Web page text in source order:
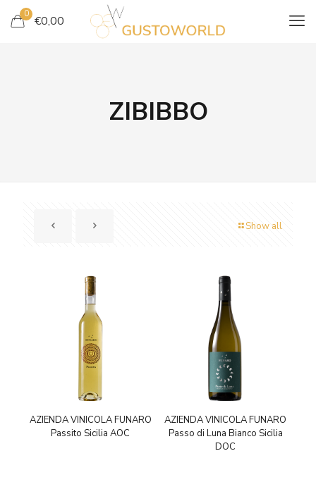
0 €0,00
ZIBIBBO
Show all
AZIENDA VINICOLA FUNARO
Passito Sicilia AOC
AZIENDA VINICOLA FUNARO
Passo di Luna Bianco Sicilia
DOC